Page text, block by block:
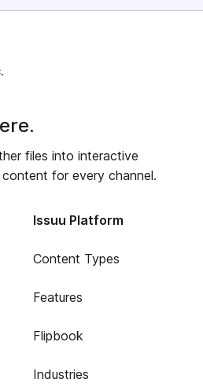
files into interactive
for every channel.
Issuu Platform
Content Types
Features
Flipbook
Industries